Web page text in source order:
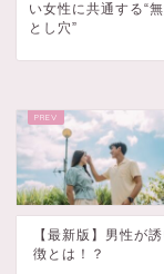
い女性に共通する“
とし穴”
【最新版】男性が
徴とは！？